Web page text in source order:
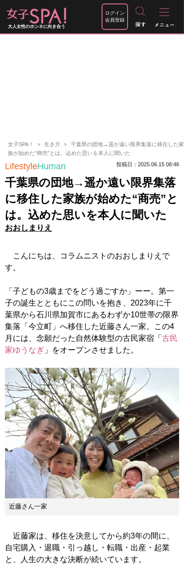
大人女性のホンネに向き合う
ログイン
会員登録
女子SPA！ 生き方
千葉県の団地→遥か遠い限界集落に移住した家
族が始めた“商売”とは。込めた思いを本人に聞いた
LifestyleHuman 投稿日：2025.06.15 08:46
千葉県の団地→遥か遠い限界集落
に移住した家族が始めた“商売”と
は。込めた思いを本人に聞いた
おおしまりえ
こんにちは、コラムニストのおおしまりえで
す。
「子どもの3歳までをどう過ごすか」ーー。第一
子の誕生とともにこの問いを抱き、2023年に千
葉県から石川県加賀市にあるわずか10世帯の限界
集落「今立町」へ移住した近藤さん一家。この4
月には、念願だった自然体験型の古民家宿「 古民
家ゆうなぎ 」をオープンさせました。
近藤さん一家
近藤家は、移住を決意してから約3年の間に、
自宅購入・退職・引っ越し・転職・出産・起業
と、人生の大きな決断が続いています。